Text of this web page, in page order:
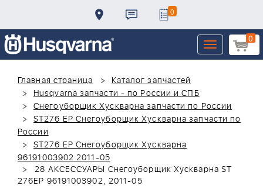
0
0
Toggle
navigation
Главная страница
Каталог запчастей
Husqvarna запчасти - по России и СПБ
Снегоуборщик Хускварна запчасти по России
ST276 EP Снегоуборщик Хускварна запчасти по
России
ST276 EP Снегоуборщик Хускварна
96191003902 2011-05
28 АКСЕССУАРЫ Снегоуборщик Хускварна ST
276EP 96191003902, 2011-05